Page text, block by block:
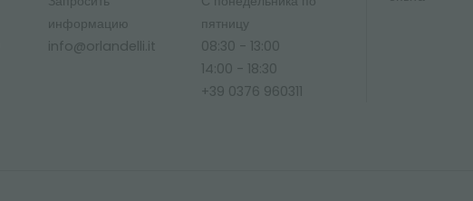
информацию
info@orlandelli.it
пятницу
08:30 - 13:00
14:00 - 18:30
+39 0376 960311